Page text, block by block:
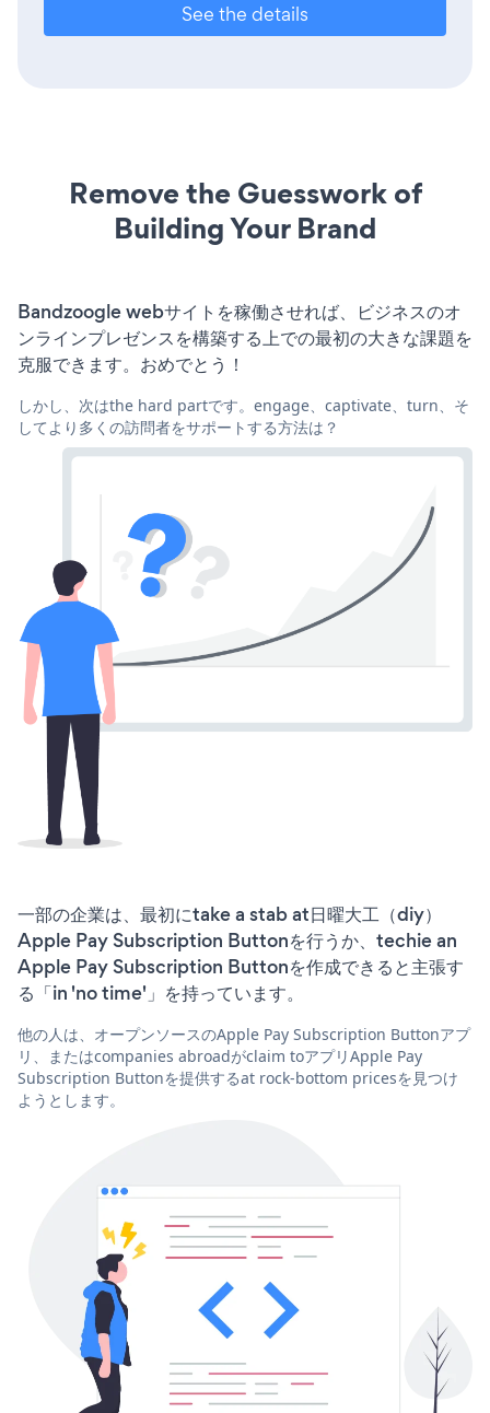
See the details
Remove the Guesswork of
Building Your Brand
Bandzoogle webサイトを稼働させれば、ビジネスのオ
ンラインプレゼンスを構築する上での最初の大きな課題を
克服できます。おめでとう！
しかし、次はthe hard partです。engage、captivate、turn、そ
してより多くの訪問者をサポートする方法は？
一部の企業は、最初にtake a stab at日曜大工（diy）
Apple Pay Subscription Buttonを行うか、techie an
Apple Pay Subscription Buttonを作成できると主張す
る「in 'no time'」を持っています。
他の人は、オープンソースのApple Pay Subscription Buttonアプ
リ、またはcompanies abroadがclaim toアプリApple Pay
Subscription Buttonを提供するat rock-bottom pricesを見つけ
ようとします。